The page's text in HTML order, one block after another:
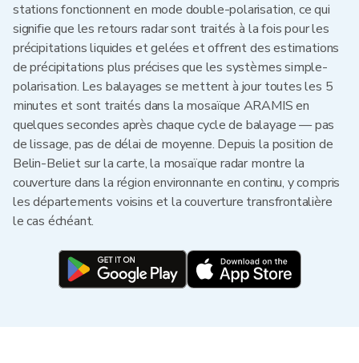
stations fonctionnent en mode double-polarisation, ce qui
signifie que les retours radar sont traités à la fois pour les
précipitations liquides et gelées et offrent des estimations
de précipitations plus précises que les systèmes simple-
polarisation. Les balayages se mettent à jour toutes les 5
minutes et sont traités dans la mosaïque ARAMIS en
quelques secondes après chaque cycle de balayage — pas
de lissage, pas de délai de moyenne. Depuis la position de
Belin-Beliet sur la carte, la mosaïque radar montre la
couverture dans la région environnante en continu, y compris
les départements voisins et la couverture transfrontalière
le cas échéant.